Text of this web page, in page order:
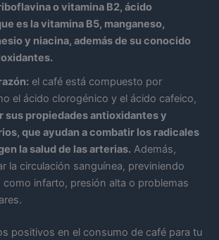
o vitamina B2, ácido
es la vitamina B5, manganeso,
y niacina, además de su conocido
el café está compuesto por
el ácido clorogénico y el ácido cafeico,
sus propiedades antioxidantes y
que ayudan a combatir los radicales
la salud de las arterias. Además,
la circulación sanguínea, previniendo
como infarto, presión alta o problemas
positivos en el consumo de café para tu